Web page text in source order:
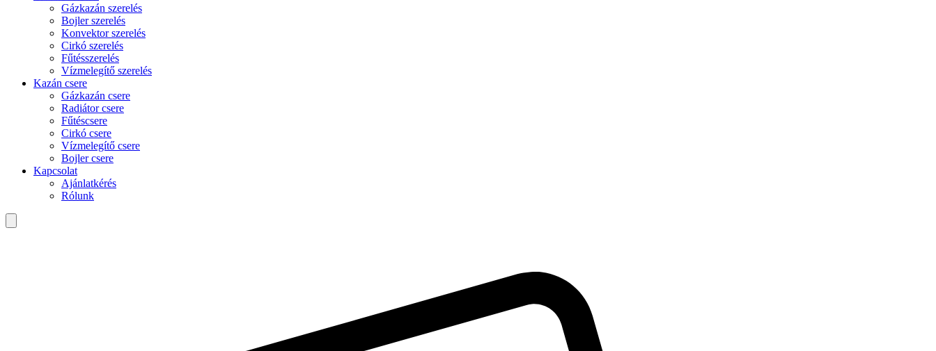
Gázkazán szerelés
Bojler szerelés
Konvektor szerelés
Cirkó szerelés
Fűtésszerelés
Vízmelegítő szerelés
Kazán csere
Gázkazán csere
Radiátor csere
Fűtéscsere
Cirkó csere
Vízmelegítő csere
Bojler csere
Kapcsolat
Ajánlatkérés
Rólunk